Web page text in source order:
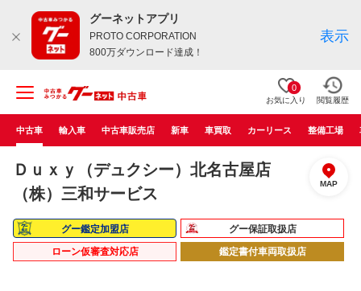
グーネットアプリ
PROTO CORPORATION
800万ダウンロード達成！
表示
0
お気に入り 閲覧履歴
中古車 輸入車 中古車販売店 新車 車買取 カーリース 整備工場
Ｄｕｘｙ（デュクシー）北名古屋店
（株）三和サービス
MAP
グー鑑定加盟店
グー保証取扱店
ローン仮審査対応店
鑑定書付車両取扱店